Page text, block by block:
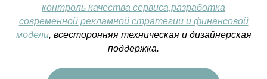
контроль качества сервиса,разработка
современной рекламной стратегии и финансовой
модели, всесторонняя техническая и дизайнерская
поддержка.